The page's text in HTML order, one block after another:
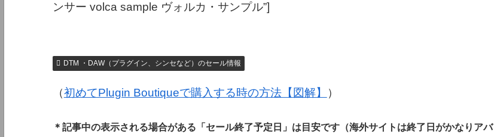
ンサー volca sample ヴォルカ・サンプル”]
DTM ・DAW（プラグイン、シンセなど）のセール情報
（初めてPlugin Boutiqueで購入する時の方法【図解】 ）
＊記事中の表示される場合がある「セール終了予定日」は目安です（海外サイトは終了日がかなりアバ